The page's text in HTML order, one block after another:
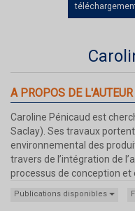
A PROPOS DE L'AUTEUR
Caroline Pénicaud est
Saclay). Ses travaux
environnemental des
travers de l’intégration de
processus de conception
Publications disponibles